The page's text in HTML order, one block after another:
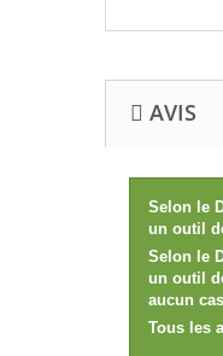
AVIS
Selon le
un outil
Selon le
un outil
aucun
Tous les